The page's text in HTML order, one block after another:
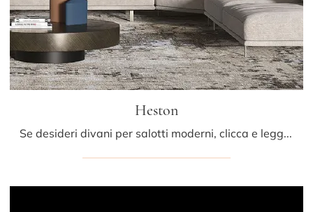
Heston
Se desideri divani per salotti moderni, clicca e leggi di più sul modello Heston in tessuto del brand Cattelan Italia.